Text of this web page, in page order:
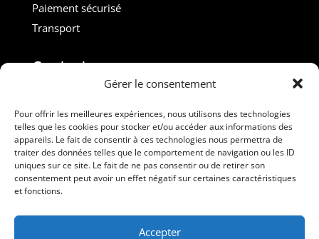
Gérer le consentement
Pour offrir les meilleures expériences, nous utilisons des technologies
telles que les cookies pour stocker et/ou accéder aux informations des
appareils. Le fait de consentir à ces technologies nous permettra de
traiter des données telles que le comportement de navigation ou les ID
uniques sur ce site. Le fait de ne pas consentir ou de retirer son
consentement peut avoir un effet négatif sur certaines caractéristiques
et fonctions.
Accepter
Paiement sécurisé
Transport
Contact :
M. Gilles ROUVEYROL
Tél. : +33(0)6 07 72 40 47
dansdebeauxdraps@gmail.com
Professionnels
Suivez-nous